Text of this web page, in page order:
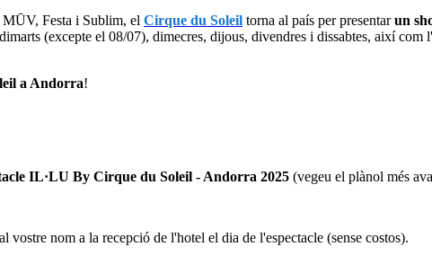
MŪV, Festa i Sublim, el Cirque du Soleil torna al país per presentarun
(excepte el 08/07), dimecres, dijous, divendres i dissabtes, així com
a Andorra!
IL·LU By Cirque du Soleil - Andorra 2025 (vegeu el plànol més
vostre nom a la recepció de l'hotel el dia de l'espectacle (sense costos).